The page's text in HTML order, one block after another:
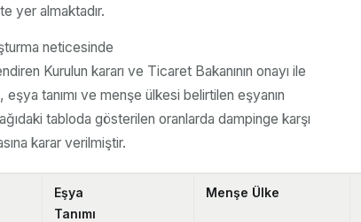
yer almaktadır.
neticesinde
Kurulun kararı ve Ticaret Bakanının onayı ile
eşya tanımı ve menşe ülkesi belirtilen eşyanın
tabloda gösterilen oranlarda dampinge karşı
karar verilmiştir.
Eşya
Tanımı
Menşe Ülke